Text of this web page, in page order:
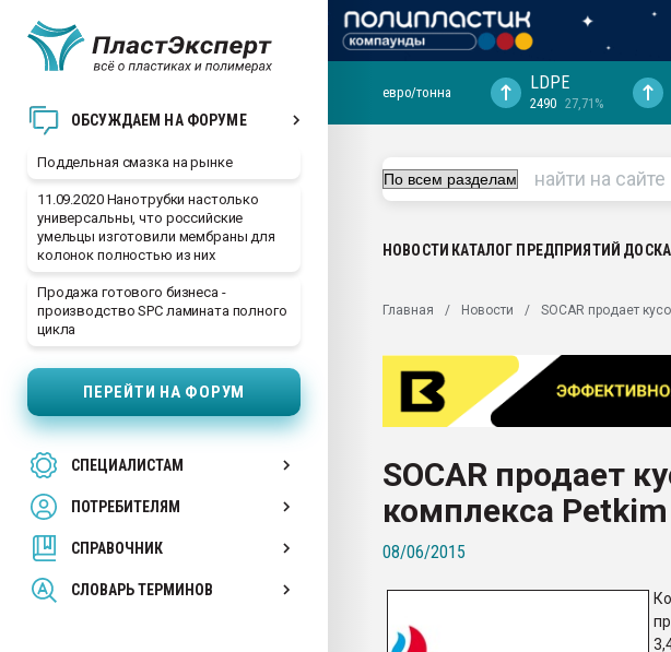
ОБСУЖДАЕМ НА ФОРУМЕ
Поддельная смазка на рынке
11.09.2020 Нанотрубки настолько
универсальны, что российские
умельцы изготовили мембраны для
колонок полностью из них
Продажа готового бизнеса -
производство SPC ламината полного
цикла
ПЕРЕЙТИ НА ФОРУМ
СПЕЦИАЛИСТАМ
ПОТРЕБИТЕЛЯМ
СПРАВОЧНИК
СЛОВАРЬ ТЕРМИНОВ
ближайшее подмосковье, с.-в.
Подмосковье, Москва
первый план в переработке
28.07.2026 "Технониколь" довольна
Всё, что касается выдува ПЭТ
Материал поверхности пуансона для
Продам отходы Композиция
поликарбоната и АБС-пластика
Armaloy PC/ABS-1IM черный цвет
евро/тонна LDPE
2490 27,71%
НОВОСТИ КАТАЛОГ ПРЕДПРИЯТИЙ
Главная Новости SOCAR продает
SOCAR продает
комплекса Petkim
08/06/2015